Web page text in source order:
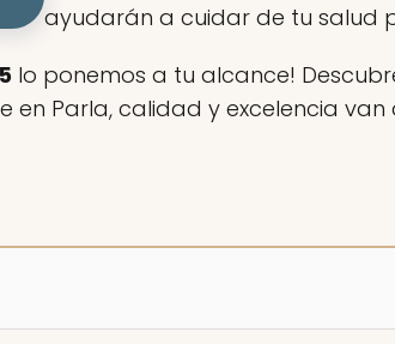
ayudarán a cuidar de tu salud
lo ponemos a tu alcance!
Parla, calidad y excelencia van